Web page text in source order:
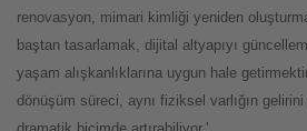
renovasyon, mimari kimliği yeniden
baştan tasarlamak, dijital altyapıyı
yaşam alışkanlıklarına uygun hale
dönüşüm süreci, aynı fiziksel varlığın